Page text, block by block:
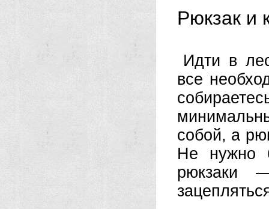
Рюкзак и
Идти в
все
собой, а
Не нужно
рюкзаки